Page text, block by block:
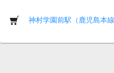
神村学園前駅（鹿児島本